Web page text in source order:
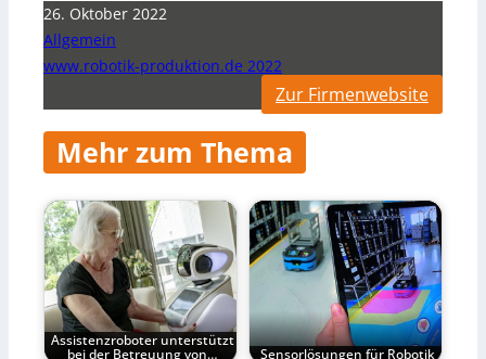
26. Oktober 2022
Allgemein
www.robotik-produktion.de 2022
Zur Firmenwebsite
Mehr zum Thema
Assistenzroboter unterstützt
bei der Betreuung von… Sensorlösungen für Robotik